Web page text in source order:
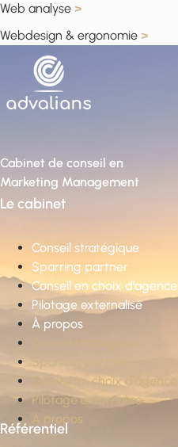
Web analyse >
Webdesign & ergonomie >
Cabinet de conseil en
Marketing Management
Le cabinet
Conseil stratégique
Sparring partner
Conseil en choix d’agence
Pilotage externalisé
À propos
Conseil stratégique
Sparring partner
Conseil en choix d’agence
Pilotage externalisé
À propos
Référentiel